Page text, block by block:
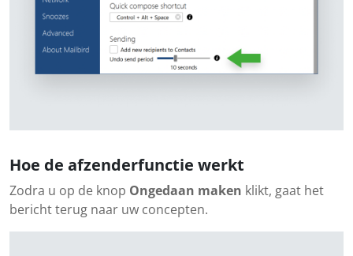
Hoe de afzenderfunctie werkt
Zodra u op de knop Ongedaan maken klikt, gaat het
bericht terug naar uw concepten.